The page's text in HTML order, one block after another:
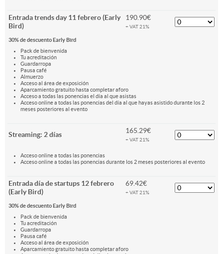
Entrada trends day 11 febrero (Early
Bird)
190.90€
+ VAT 21%
30% de descuento Early Bird
Pack de bienvenida
Tu acreditación
Guardarropa
Pausa café
Almuerzo
Acceso al área de exposición
Aparcamiento gratuito hasta completar aforo
Acceso a todas las ponencias el día al que asistas
Acceso online a todas las ponencias del día al que hayas asistido durante los 2
meses posteriores al evento
Streaming: 2 días 165.29€
+ VAT 21%
Acceso online a todas las ponencias
Acceso online a todas las ponencias durante los 2 meses posteriores al evento
Entrada día de startups 12 febrero
(Early Bird)
69.42€
+ VAT 21%
30% de descuento Early Bird
Pack de bienvenida
Tu acreditación
Guardarropa
Pausa café
Acceso al área de exposición
Aparcamiento gratuito hasta completar aforo